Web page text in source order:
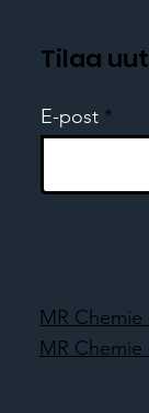
Tilaa
E-post
MR Chemie
MR Chemie